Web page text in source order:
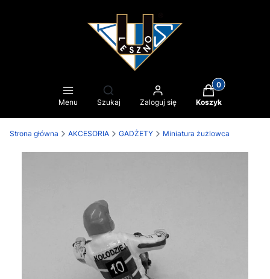
Menu
Otwórz wyszukiwarkę
Szukaj Zaloguj się
Produkty w
Koszyk
Strona główna AKCESORIA GADŻETY Miniatura żużlowca